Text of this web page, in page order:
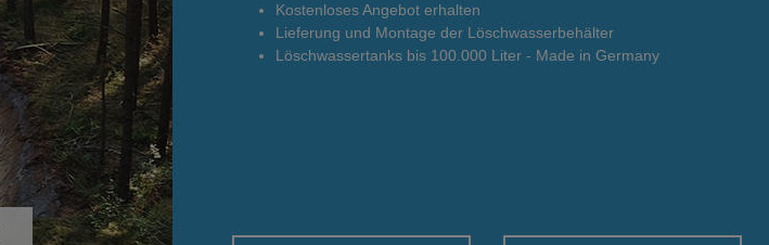
Kostenloses Angebot erhalten
Lieferung und Montage der Löschwasserbehälter
Löschwassertanks bis 100.000 Liter - Made in Germany